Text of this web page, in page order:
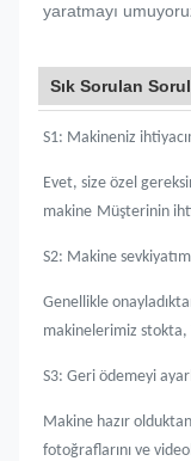
yaratmayı
Sık Sorulan
S1: Makineniz
Evet, size özel
makine Müşterinin
S2: Makine
Genellikle
makinelerimiz stokta,
S3: Geri ödemeyi
Makine hazır
fotoğraflarını ve